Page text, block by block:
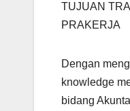
TUJUAN
PRAKERJA
Dengan
knowledge
bidang